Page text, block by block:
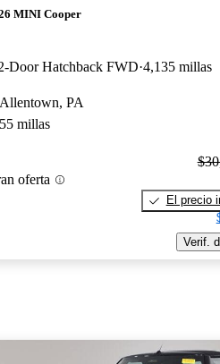
MINI Cooper
Door Hatchback FWD 4,135 millas
Allentown, PA
55 millas
oferta
El precio
Verif.